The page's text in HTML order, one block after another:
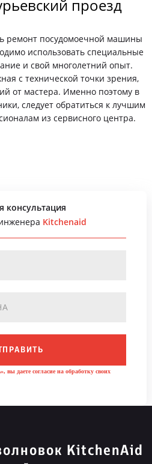
проезд
ремонт посудомоечной машины
использовать специальные
и свой многолетний опыт.
с технической точки зрения,
от мастера. Именно поэтому в
следует обратиться к лучшим
из сервисного центра.
консультация
Kitchenaid
даете согласие на обработку своих
KitchenAid